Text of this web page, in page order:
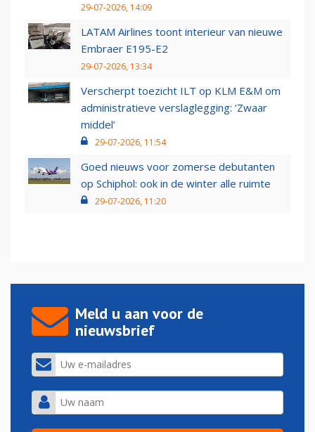
29-07-2026, 14:09
LATAM Airlines toont interieur van nieuwe
Embraer E195-E2
29-07-2026, 13:34
Verscherpt toezicht ILT op KLM E&M om
administratieve verslaglegging: ‘Zwaar
middel’
29-07-2026, 11:54
Goed nieuws voor zomerse debutanten
op Schiphol: ook in de winter alle ruimte
29-07-2026, 11:20
Meld u aan voor de
nieuwsbrief